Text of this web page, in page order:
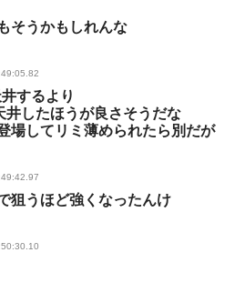
そうかもしれんな
するより
井したほうが良さそうだな
場してリミ薄められたら別だが
狙うほど強くなったんけ